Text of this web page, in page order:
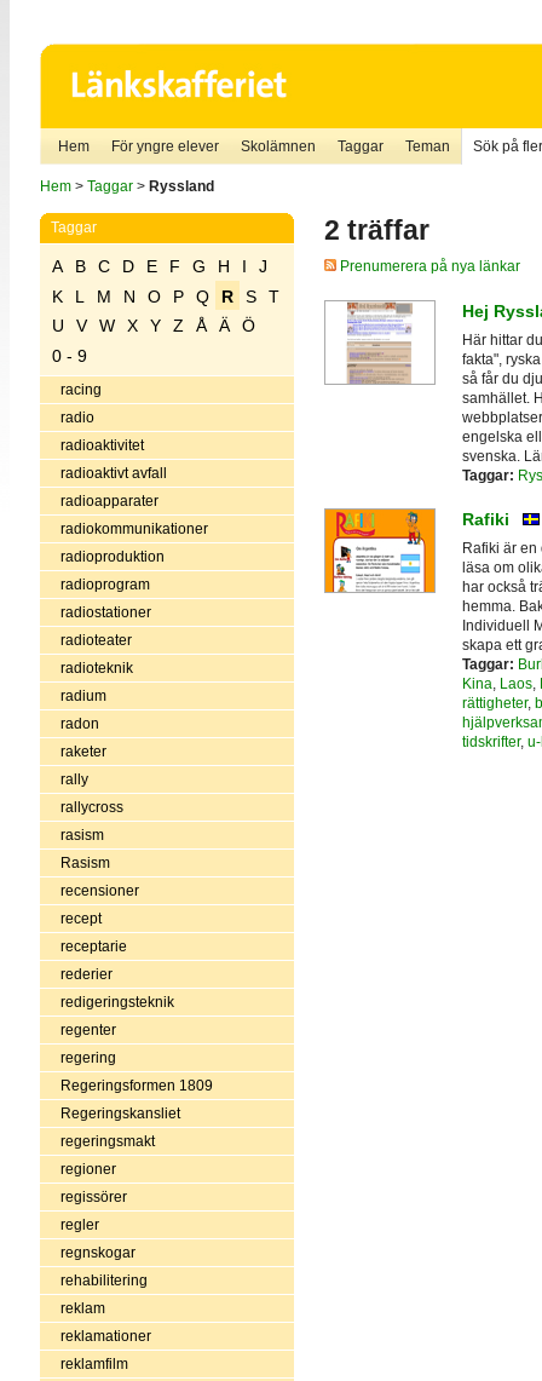
Hem För yngre elever Skolämnen Taggar Teman Sök på
Hem> Taggar> Ryssland
Taggar
A B C D E F G H I
J
K
L M N O P Q R S
T
U
V W X Y Z Å Ä
Ö
0 - 9
racing
radio
radioaktivitet
radioaktivt avfall
radioapparater
radiokommunikationer
radioproduktion
radioprogram
radiostationer
radioteater
radioteknik
radium
radon
raketer
rally
rallycross
rasism
Rasism
recensioner
recept
receptarie
rederier
redigeringsteknik
regenter
regering
Regeringsformen 1809
Regeringskansliet
regeringsmakt
regioner
regissörer
regler
regnskogar
rehabilitering
reklam
reklamationer
reklamfilm
2 träffar
Prenumerera på nya länkar
Hej
Här hittar
fakta",
så får du
samhället.
engelska
svenska.
Taggar:
Rafiki
Rafiki är
läsa om
har också
hemma.
Individuell
skapa ett
Taggar:
Kina, Laos,
rättigheter,
tidskrifter,